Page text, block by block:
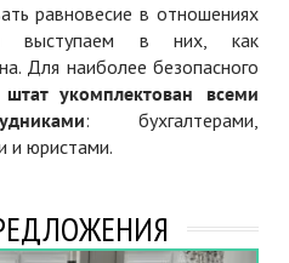
равновесие в отношениях
и выступаем в них, как
Для наиболее безопасного
укомплектован всеми
: бухгалтерами,
и юристами.